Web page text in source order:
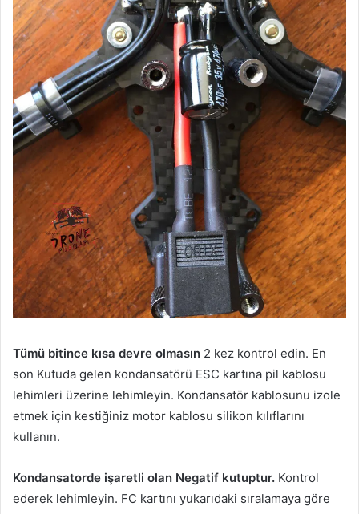
Tümü bitince kısa devre olmasın 2 kez kontrol edin. En
son Kutuda gelen kondansatörü ESC kartına pil kablosu
lehimleri üzerine lehimleyin. Kondansatör kablosunu izole
etmek için kestiğiniz motor kablosu silikon kılıflarını
kullanın.
Kondansatorde işaretli olan Negatif kutuptur. Kontrol
ederek lehimleyin. FC kartını yukarıdaki sıralamaya göre